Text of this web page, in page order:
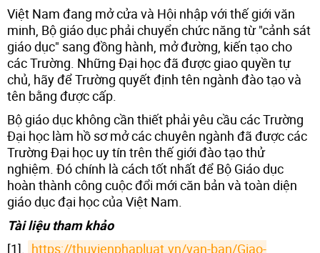
Việt Nam đang mở cửa và Hội nhập với thế giới văn
minh, Bộ giáo dục phải chuyển chức năng từ "cảnh sát
giáo dục" sang đồng hành, mở đường, kiến tạo cho
các Trường. Những Đại học đã được giao quyền tự
chủ, hãy để Trường quyết định tên ngành đào tạo và
tên bằng được cấp.
Bộ giáo dục không cần thiết phải yêu cầu các Trường
Đại học làm hồ sơ mở các chuyên ngành đã được các
Trường Đại học uy tín trên thế giới đào tạo thử
nghiệm. Đó chính là cách tốt nhất để Bộ Giáo dục
hoàn thành công cuộc đổi mới căn bản và toàn diện
giáo dục đại học của Việt Nam.
Tài liệu tham khảo
[1]. https://thuvienphapluat.vn/van-ban/Giao-